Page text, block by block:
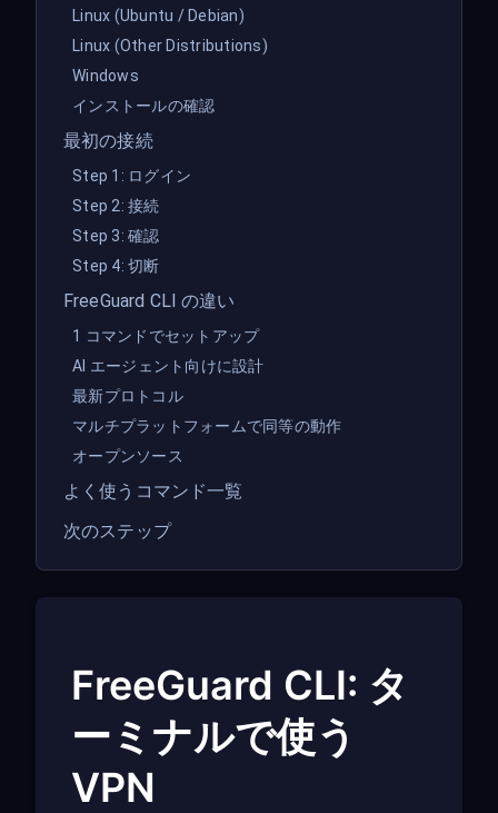
Linux (Ubuntu / Debian)
Linux (Other Distributions)
Windows
インストールの確認
最初の接続
Step 1: ログイン
Step 2: 接続
Step 3: 確認
Step 4: 切断
FreeGuard CLI の違い
1 コマンドでセットアップ
AI エージェント向けに設計
最新プロトコル
マルチプラットフォームで同等の動作
オープンソース
よく使うコマンド一覧
次のステップ
FreeGuard CLI: タ
ーミナルで使う
VPN